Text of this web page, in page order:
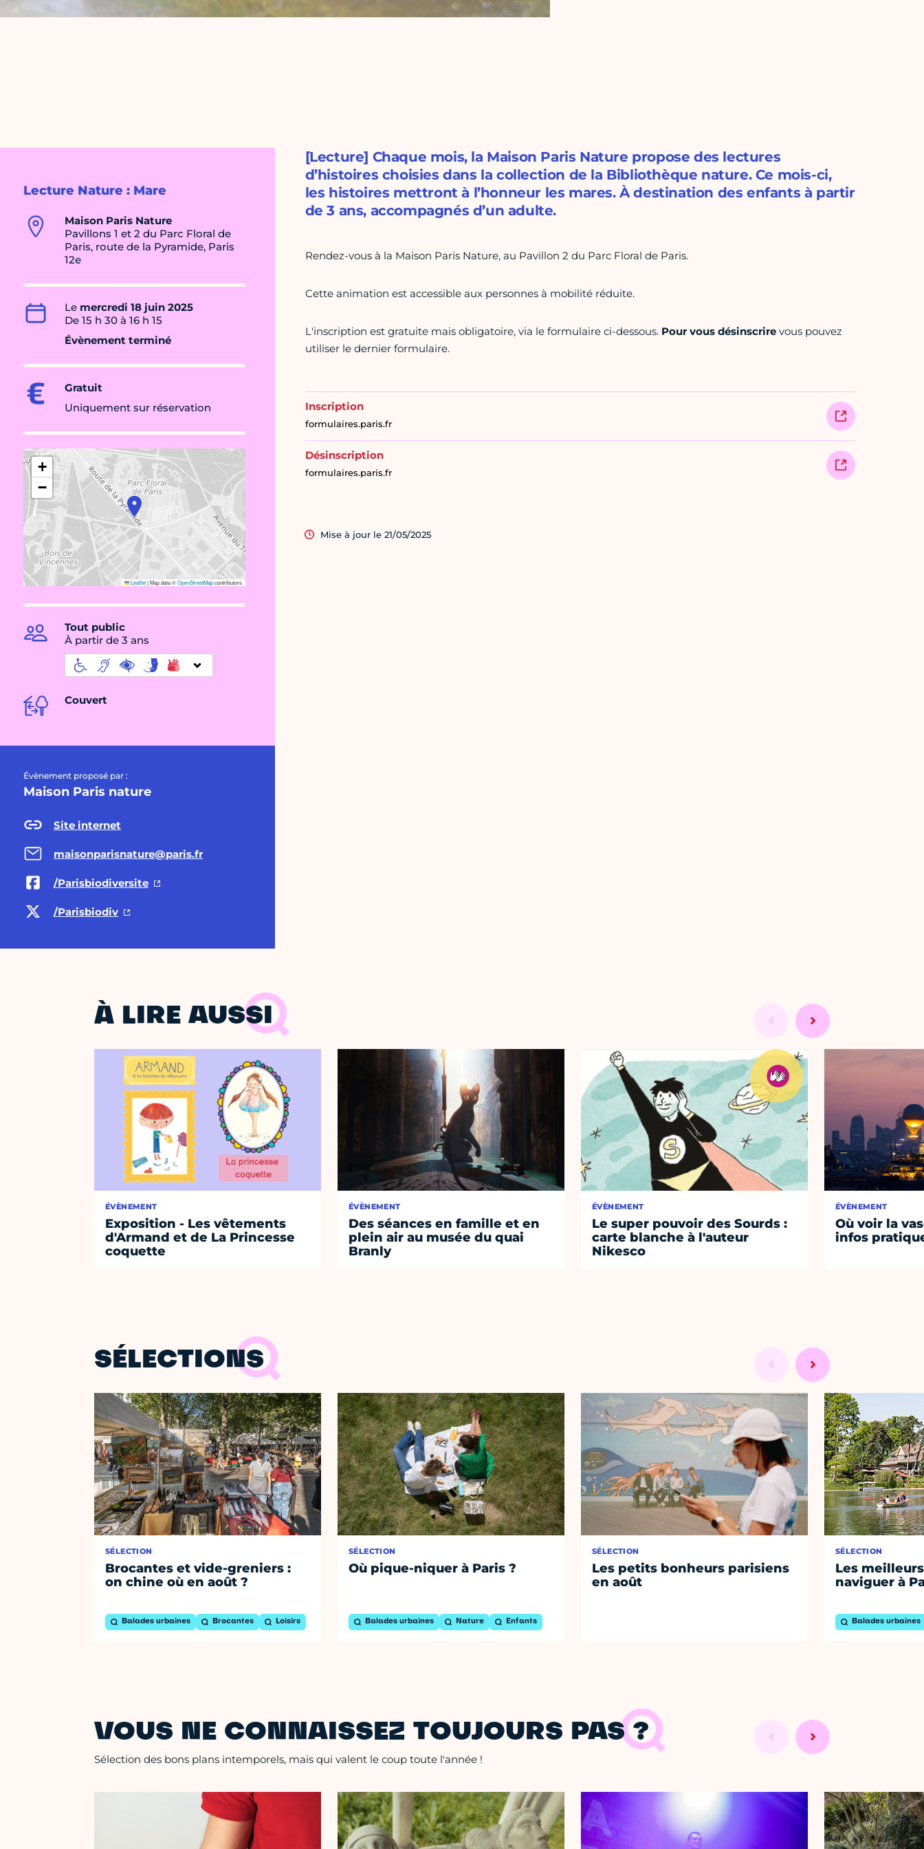
Lecture Nature : Mare
Maison Paris Nature
Pavillons 1 et 2 du Parc Floral de
Paris, route de la Pyramide, Paris
12e
Le mercredi 18 juin 2025
De 15 h 30 à 16 h 15
Évènement terminé
Gratuit
Uniquement sur réservation
+
−
Leaflet|Map data ©OpenStreetMapcontributors
Tout public
À partir de 3 ans
Couvert
Évènement proposé par :
Maison Paris nature
Site internet
maisonparisnature@paris.fr
/Parisbiodiversite
/Parisbiodiv
[Lecture] Chaque mois, la Maison Paris Nature propose des lectures
d’histoires choisies dans la collection de la Bibliothèque nature. Ce mois-ci,
les histoires mettront à l’honneur les mares. À destination des enfants à partir
de 3 ans, accompagnés d’un adulte.
Rendez-vous à la Maison Paris Nature, au Pavillon 2 du Parc Floral de Paris.
Cette animation est accessible aux personnes à mobilité réduite.
L'inscription est gratuite mais obligatoire, via le formulaire ci-dessous. Pour vous désinscrirevous pouvez
utiliser le dernier formulaire.
Inscription
formulaires.paris.fr
Désinscription
formulaires.paris.fr
Mise à jour le 21/05/2025
À LIRE AUSSI
ÉVÈNEMENT
Exposition - Les vêtements
d'Armand et de La Princesse
coquette
ÉVÈNEMENT
Des séances en famille et en
plein air au musée du quai
Branly
ÉVÈNEMENT
Le super pouvoir des Sourds :
carte blanche à l'auteur
Nikesco
ÉVÈNEMENT
Où voir la
infos
SÉLECTIONS
SÉLECTION
Brocantes et vide-greniers :
on chine où en août ?
Balades urbaines Brocantes Loisirs
SÉLECTION
Où pique-niquer à Paris ?
Balades urbaines Nature Enfants
SÉLECTION
Les petits bonheurs parisiens
en août
SÉLECTION
Les
naviguer à
Balades urbaines
VOUS NE CONNAISSEZ TOUJOURS PAS ?
Sélection des bons plans intemporels, mais qui valent le coup toute l'année !